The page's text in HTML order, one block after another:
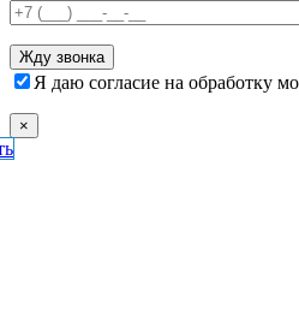
Я даю согласие на обработку
×